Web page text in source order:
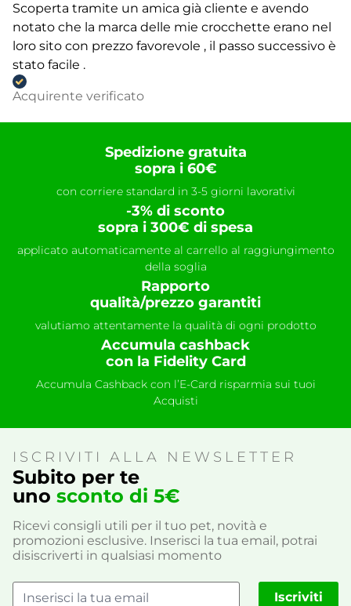
Scoperta tramite un amica già cliente e avendo
notato che la marca delle mie crocchette erano nel
loro sito con prezzo favorevole , il passo successivo è
stato facile .
Acquirente verificato
Spedizione gratuita
sopra i 60€
con corriere standard in 3-5 giorni lavorativi
-3% di sconto
sopra i 300€ di spesa
applicato automaticamente al carrello al raggiungimento
della soglia
Rapporto
qualità/prezzo garantiti
valutiamo attentamente la qualità di ogni prodotto
Accumula cashback
con la Fidelity Card
Accumula Cashback con l’E-Card risparmia sui tuoi
Acquisti
ISCRIVITI ALLA NEWSLETTER
Subito per te
uno sconto di 5€
Ricevi consigli utili per il tuo pet, novità e
promozioni esclusive. Inserisci la tua email, potrai
disiscriverti in qualsiasi momento
Iscriviti